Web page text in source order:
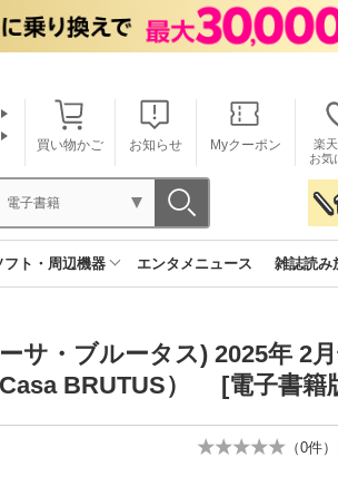
買い物かご お知らせ Myクーポン
楽
お気
電子書籍
フト・周辺機器 エンタメニュース 雑誌読み
サ・ブルータス) 2025年 2
BRUTUS） [電子書籍
（0件）